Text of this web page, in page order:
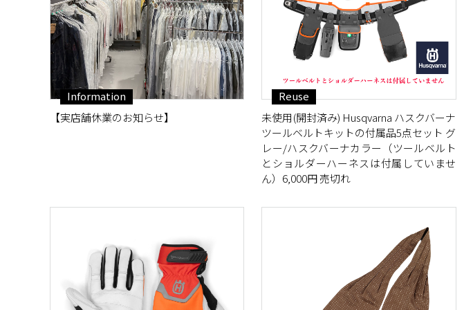
Information
【実店舗休業のお知らせ】
Reuse
未使用(開封済み) Husqvarna ハスクバーナ
ツールベルトキットの付属品5点セット グ
レー/ハスクバーナカラー（ツールベルト
とショルダーハーネスは付属していませ
ん）6,000円 売切れ